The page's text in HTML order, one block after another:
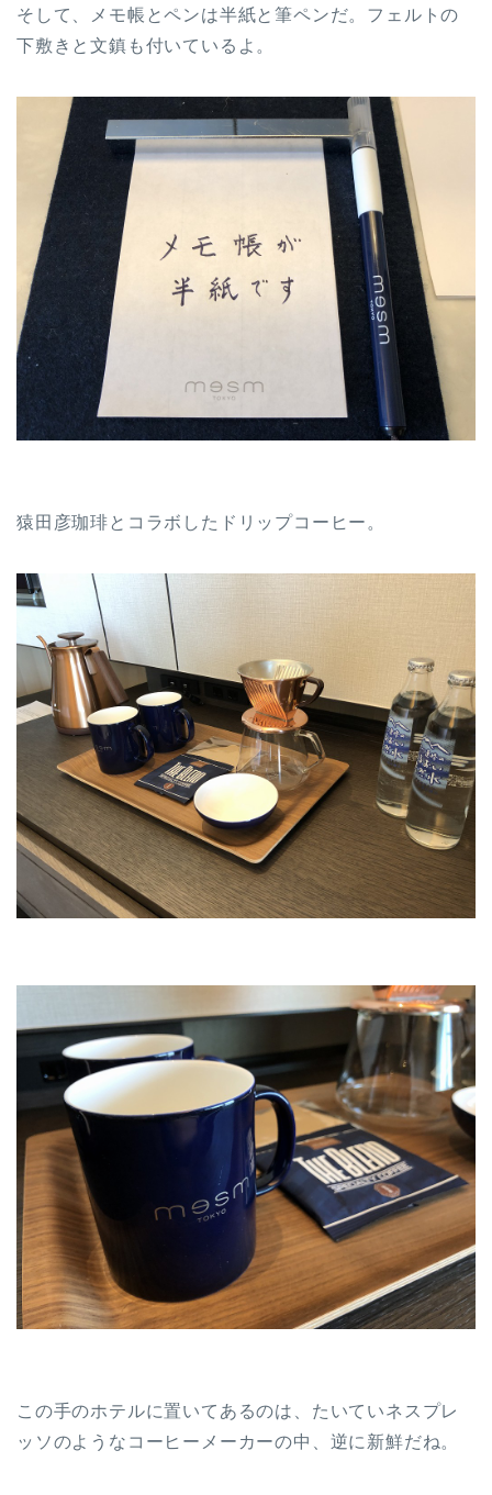
そして、メモ帳とペンは半紙と筆ペンだ。フェルトの
下敷きと文鎮も付いているよ。
猿田彦珈琲とコラボしたドリップコーヒー。
この手のホテルに置いてあるのは、たいていネスプレ
ッソのようなコーヒーメーカーの中、逆に新鮮だね。